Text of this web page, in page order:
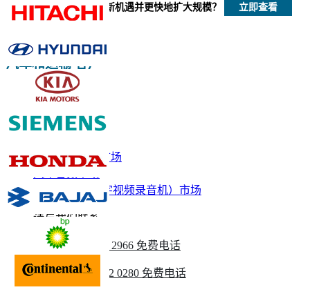
立即定制
我们如何帮助您发现新机遇并更快地扩大规模？ 立即查看
汽车和运输 客户
相关报道
汽车护理产品市场
汽车DVR（数字视频录音机）市场
请与我们联系
美国+1 833 909 2966 免费电话
英国+44 808 502 0280 免费电话